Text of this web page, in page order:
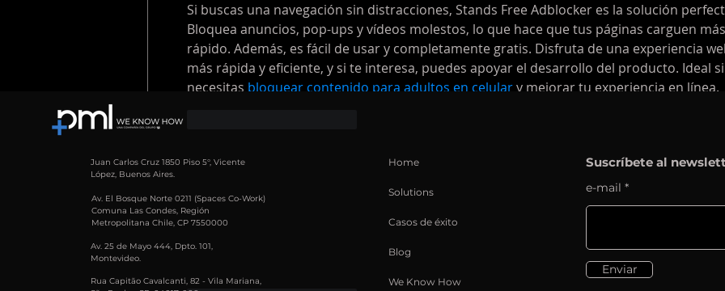
Si buscas una navegación sin distracciones, Stands Free Adblocker es la solución
Bloquea anuncios, pop-ups y vídeos molestos, lo que hace que tus páginas carguen más
rápido. Además, es fácil de usar y completamente gratis. Disfruta de una experiencia
más rápida y eficiente, y si te interesa, puedes apoyar el desarrollo del producto. Ideal si
necesitas bloquear contenido para adultos en celular y mejorar tu experiencia en línea.
Maurice Foster
At Volumo.com, we're dedicated to enhancing your electronic music journey. Explore
comprehensive store featuring DJ tracks in MP3, WAV, AIFF, and FLAC formats, crafted to
meet the needs of DJs and music enthusiasts alike. Visit
https://volumo.com/ to explore
Juan Carlos Cruz 1850 Piso 5°, Vicente
López, Buenos Aires.
Av. El Bosque Norte 0211 (Spaces Co-Work)
Comuna Las Condes, Región
Metropolitana Chile, CP 7550000
Av. 25 de Mayo 444, Dpto. 101,
Montevideo.
Rua Capitão Cavalcanti, 82 - Vila Mariana,
Home
Solutions
Casos de éxito
Blog
We Know How
Suscríbete al
e-mail
Enviar